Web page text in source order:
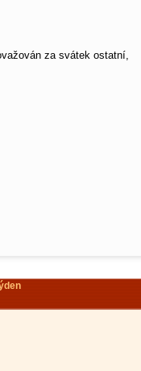
za svátek ostatní,